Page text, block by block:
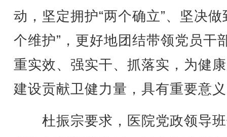
动，坚定拥护“两个确立”、坚决做
个维护”，更好地团结带领党员干
重实效、强实干、抓落实，为健
建设贡献卫健力量，具有重要意
杜振宗要求，医院党政领导